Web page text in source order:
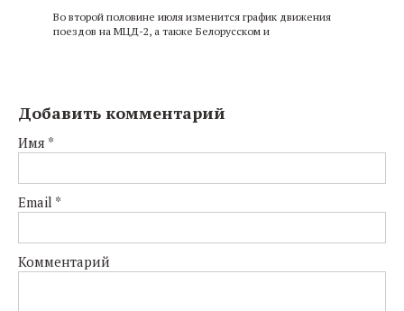
Во второй половине июля изменится график движения
поездов на МЦД-2, а также Белорусском и
Добавить комментарий
Имя *
Email *
Комментарий